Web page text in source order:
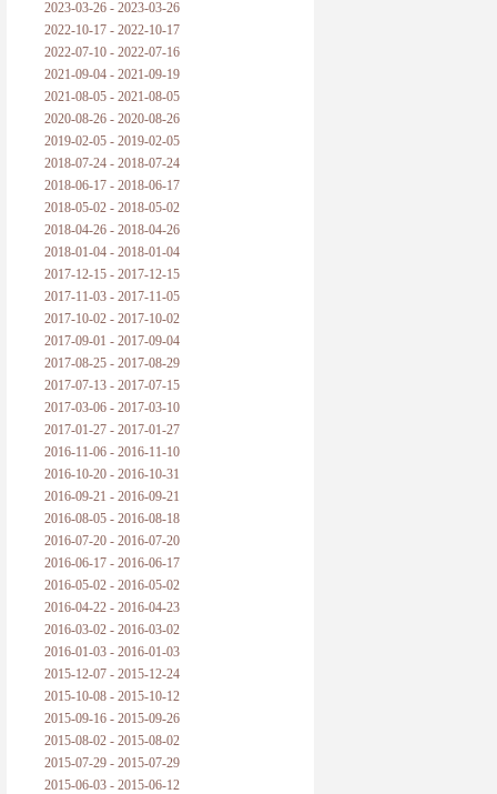
2023-03-26 - 2023-03-26
2022-10-17 - 2022-10-17
2022-07-10 - 2022-07-16
2021-09-04 - 2021-09-19
2021-08-05 - 2021-08-05
2020-08-26 - 2020-08-26
2019-02-05 - 2019-02-05
2018-07-24 - 2018-07-24
2018-06-17 - 2018-06-17
2018-05-02 - 2018-05-02
2018-04-26 - 2018-04-26
2018-01-04 - 2018-01-04
2017-12-15 - 2017-12-15
2017-11-03 - 2017-11-05
2017-10-02 - 2017-10-02
2017-09-01 - 2017-09-04
2017-08-25 - 2017-08-29
2017-07-13 - 2017-07-15
2017-03-06 - 2017-03-10
2017-01-27 - 2017-01-27
2016-11-06 - 2016-11-10
2016-10-20 - 2016-10-31
2016-09-21 - 2016-09-21
2016-08-05 - 2016-08-18
2016-07-20 - 2016-07-20
2016-06-17 - 2016-06-17
2016-05-02 - 2016-05-02
2016-04-22 - 2016-04-23
2016-03-02 - 2016-03-02
2016-01-03 - 2016-01-03
2015-12-07 - 2015-12-24
2015-10-08 - 2015-10-12
2015-09-16 - 2015-09-26
2015-08-02 - 2015-08-02
2015-07-29 - 2015-07-29
2015-06-03 - 2015-06-12